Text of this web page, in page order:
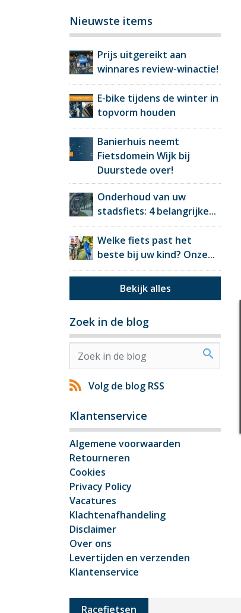
Nieuwste items
Prijs uitgereikt aan
winnares review-winactie!
E-bike tijdens de winter in
topvorm houden
Banierhuis neemt
Fietsdomein Wijk bij
Duurstede over!
Onderhoud van uw
stadsfiets: 4 belangrijke...
Welke fiets past het
beste bij uw kind? Onze...
Bekijk alles
Zoek in de blog
search
Volg de blog RSS
Klantenservice
Algemene voorwaarden
Retourneren
Cookies
Privacy Policy
Vacatures
Klachtenafhandeling
Disclaimer
Over ons
Levertijden en verzenden
Klantenservice
Racefietsen